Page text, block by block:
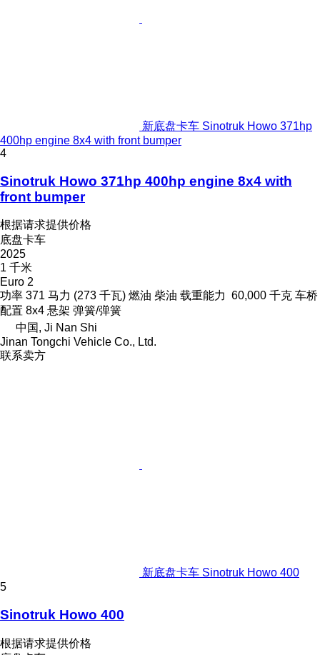
新底盘卡车 Sinotruk Howo 371hp
400hp engine 8x4 with front bumper
4
Sinotruk Howo 371hp 400hp engine 8x4 with
front bumper
根据请求提供价格
底盘卡车
2025
1 千米
Euro 2
功率 371 马力 (273 千瓦) 燃油 柴油 载重能力 60,000 千克 车桥
配置 8x4 悬架 弹簧/弹簧
中国, Ji Nan Shi
Jinan Tongchi Vehicle Co., Ltd.
联系卖方
新底盘卡车 Sinotruk Howo 400
5
Sinotruk Howo 400
根据请求提供价格